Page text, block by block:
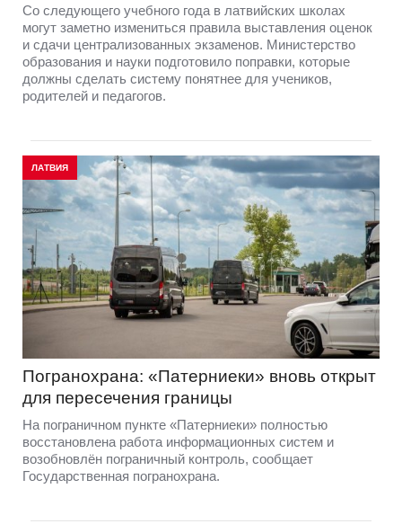
Со следующего учебного года в латвийских школах
могут заметно измениться правила выставления оценок
и сдачи централизованных экзаменов. Министерство
образования и науки подготовило поправки, которые
должны сделать систему понятнее для учеников,
родителей и педагогов.
ЛАТВИЯ
Погранохрана: «Патерниеки» вновь открыт
для пересечения границы
На пограничном пункте «Патерниеки» полностью
восстановлена работа информационных систем и
возобновлён пограничный контроль, сообщает
Государственная погранохрана.